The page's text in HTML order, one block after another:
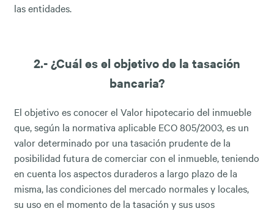
las entidades.
2.- ¿Cuál es el objetivo de la tasación
bancaria?
El objetivo es conocer el Valor hipotecario del inmueble
que, según la normativa aplicable ECO 805/2003, es un
valor determinado por una tasación prudente de la
posibilidad futura de comerciar con el inmueble, teniendo
en cuenta los aspectos duraderos a largo plazo de la
misma, las condiciones del mercado normales y locales,
su uso en el momento de la tasación y sus usos